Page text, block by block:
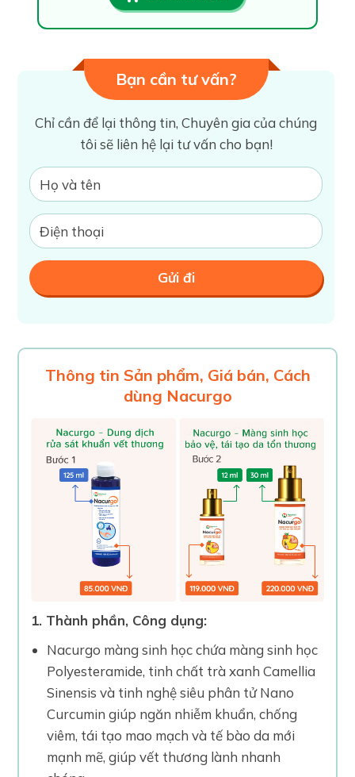
Bạn cần tư vấn?
Chỉ cần để lại thông tin, Chuyên gia của chúng
tôi sẽ liên hệ lại tư vấn cho bạn!
Thông tin Sản phẩm, Giá bán, Cách
dùng Nacurgo
1. Thành phần, Công dụng:
Nacurgo màng sinh học chứa màng sinh học
Polyesteramide, tinh chất trà xanh Camellia
Sinensis và tinh nghệ siêu phân tử Nano
Curcumin giúp ngăn nhiễm khuẩn, chống
viêm, tái tạo mao mạch và tế bào da mới
mạnh mẽ, giúp vết thương lành nhanh